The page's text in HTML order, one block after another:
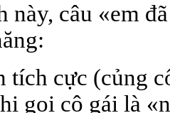
này, câu «em
tích cực (củng
gọi cô gái là